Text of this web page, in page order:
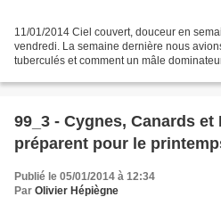
11/01/2014 Ciel couvert, douceur en
vendredi. La semaine dernière nous
tuberculés et comment un mâle
99_3 - Cygnes, Canards et
préparent pour le
Publié le 05/01/2014 à 12:34
Par Olivier Hépiègne